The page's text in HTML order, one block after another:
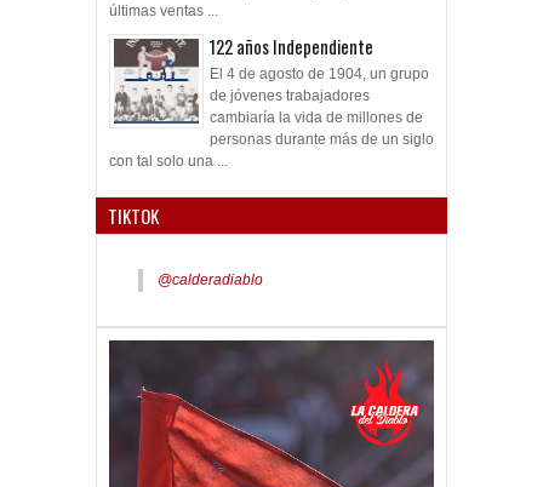
últimas ventas ...
122 años Independiente
El 4 de agosto de 1904, un grupo
de jóvenes trabajadores
cambiaría la vida de millones de
personas durante más de un siglo
con tal solo una ...
TIKTOK
@calderadiablo